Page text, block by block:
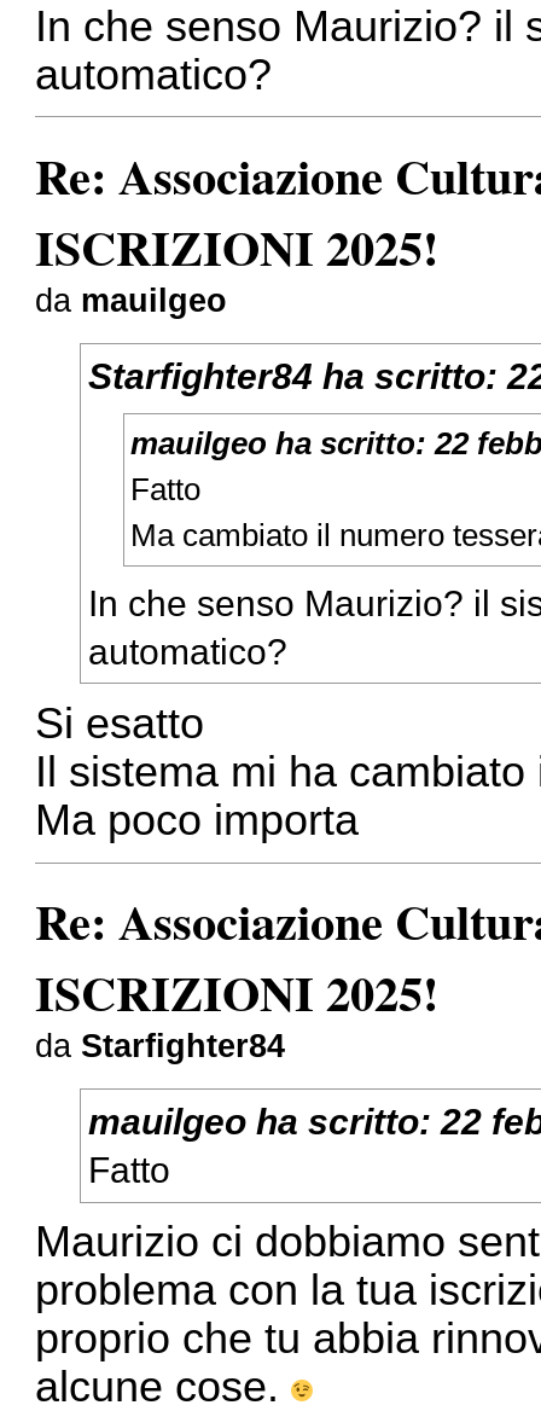
In che senso Maurizio? il
automatico?
Re: Associazione
ISCRIZIONI 2025!
da mauilgeo
Starfighter84 ha scritto:
mauilgeo ha scritto:22
Fatto
Ma cambiato il numero
In che senso Maurizio? il
automatico?
Si esatto
Il sistema mi ha cambiato
Ma poco importa
Re: Associazione
ISCRIZIONI 2025!
da Starfighter84
mauilgeo ha scritto:22
Fatto
Maurizio ci dobbiamo
problema con la tua
proprio che tu abbia
alcune cose.